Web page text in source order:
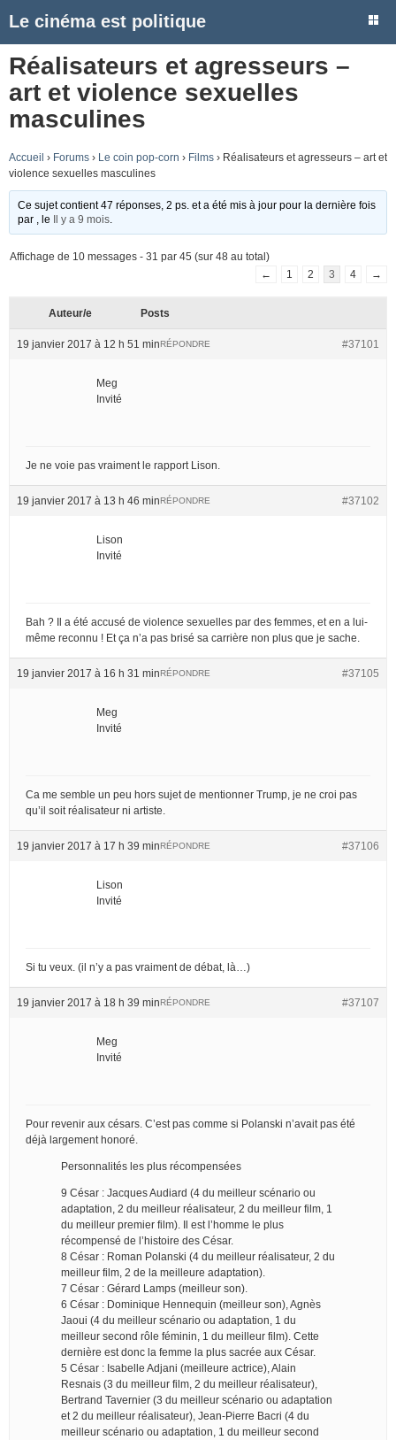
Le cinéma est politique
Réalisateurs et agresseurs –
art et violence sexuelles
masculines
Accueil › Forums › Le coin pop-corn › Films › Réalisateurs et agresseurs – art et
violence sexuelles masculines
Ce sujet contient 47 réponses, 2 ps. et a été mis à jour pour la dernière fois
par
, le Il y a 9 mois
Affichage de 10 messages - 31 par 45 (sur 48 au total)
←
1 2 3 4 →
Auteur/e Posts
19 janvier 2017 à 12 h 51 min #37101
RÉPONDRE
Meg
Invité
Je ne voie pas vraiment le rapport Lison.
19 janvier 2017 à 13 h 46 min #37102
RÉPONDRE
Lison
Invité
Bah ? Il a été accusé de violence sexuelles par des femmes, et en a lui-
même reconnu ! Et ça n’a pas brisé sa carrière non plus que je sache.
19 janvier 2017 à 16 h 31 min #37105
RÉPONDRE
Meg
Invité
Ca me semble un peu hors sujet de mentionner Trump, je ne croi pas
qu’il soit réalisateur ni artiste.
19 janvier 2017 à 17 h 39 min #37106
RÉPONDRE
Lison
Invité
Si tu veux. (il n’y a pas vraiment de débat, là…)
19 janvier 2017 à 18 h 39 min #37107
RÉPONDRE
Meg
Invité
Pour revenir aux césars. C’est pas comme si Polanski n’avait pas été
déjà largement honoré.
Personnalités les plus récompensées
9 César : Jacques Audiard (4 du meilleur scénario ou
adaptation, 2 du meilleur réalisateur, 2 du meilleur film, 1
du meilleur premier film). Il est l’homme le plus
récompensé de l’histoire des César.
8 César : Roman Polanski (4 du meilleur réalisateur, 2 du
meilleur film, 2 de la meilleure adaptation).
7 César : Gérard Lamps (meilleur son).
6 César : Dominique Hennequin (meilleur son), Agnès
Jaoui (4 du meilleur scénario ou adaptation, 1 du
meilleur second rôle féminin, 1 du meilleur film). Cette
dernière est donc la femme la plus sacrée aux César.
5 César : Isabelle Adjani (meilleure actrice), Alain
Resnais (3 du meilleur film, 2 du meilleur réalisateur),
Bertrand Tavernier (3 du meilleur scénario ou adaptation
et 2 du meilleur réalisateur), Jean-Pierre Bacri (4 du
meilleur scénario ou adaptation, 1 du meilleur second